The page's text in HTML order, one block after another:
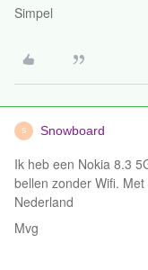
Simpel
S Snowboard
Ik heb een Nokia 8.3
bellen zonder Wifi.
Nederland
Mvg